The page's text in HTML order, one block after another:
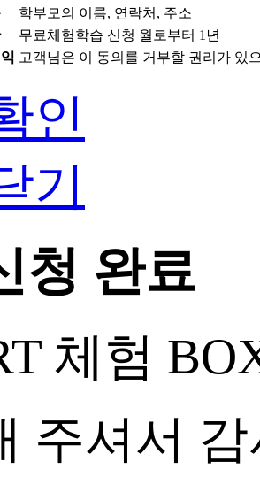
학부모의 이름, 연락처, 주소
무료체험학습 신청 월로부터 1년
고객님은 이 동의를 거부할 권리가 있
인
기
청 완료
체험
주셔서